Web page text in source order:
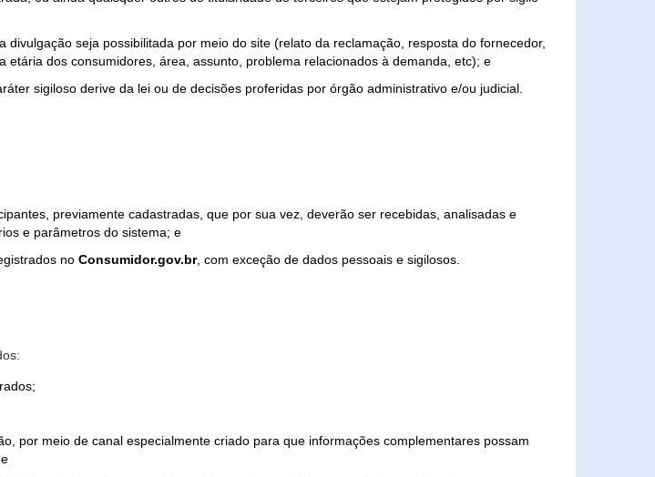
seja possibilitada por meio do site (relato da reclamação, resposta do fornecedor,
dos consumidores, área, assunto, problema relacionados à demanda, etc); e
sigiloso derive da lei ou de decisões proferidas por órgão administrativo e/ou judicial.
previamente cadastradas, que por sua vez, deverão ser recebidas, analisadas e
e parâmetros do sistema; e
no Consumidor.gov.br, com exceção de dados pessoais e sigilosos.
por meio de canal especialmente criado para que informações complementares possam